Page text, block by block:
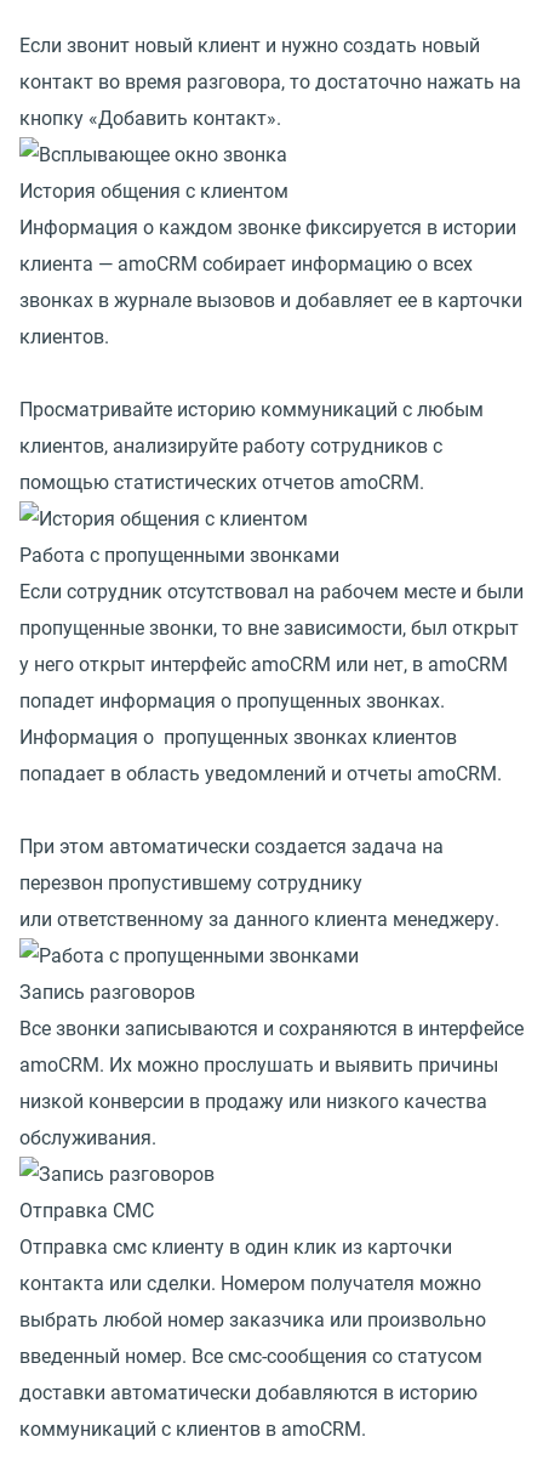
Если звонит новый клиент и нужно создать новый
контакт во время разговора, то достаточно нажать на
кнопку «Добавить контакт».
История общения с клиентом
Информация о каждом звонке фиксируется в истории
клиента — amoCRM собирает информацию о всех
звонках в журнале вызовов и добавляет ее в карточки
клиентов.
Просматривайте историю коммуникаций с любым
клиентов, анализируйте работу сотрудников с
помощью статистических отчетов amoCRM.
Работа с пропущенными звонками
Если сотрудник отсутствовал на рабочем месте и были
пропущенные звонки, то вне зависимости, был открыт
у него открыт интерфейс amoCRM или нет, в amoCRM
попадет информация о пропущенных звонках.
Информация о пропущенных звонках клиентов
попадает в область уведомлений и отчеты amoCRM.
При этом автоматически создается задача на
перезвон пропустившему сотруднику
или ответственному за данного клиента менеджеру.
Запись разговоров
Все звонки записываются и сохраняются в интерфейсе
amoCRM. Их можно прослушать и выявить причины
низкой конверсии в продажу или низкого качества
обслуживания.
Отправка СМС
Отправка смс клиенту в один клик из карточки
контакта или сделки. Номером получателя можно
выбрать любой номер заказчика или произвольно
введенный номер. Все смс-сообщения со статусом
доставки автоматически добавляются в историю
коммуникаций с клиентов в amoCRM.